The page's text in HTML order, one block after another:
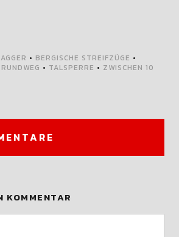
AGGER • BERGISCHE STREIFZÜGE •
RUNDWEG • TALSPERRE • ZWISCHEN 10
KOMMENTAR